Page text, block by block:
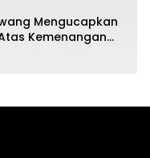
Kemenangan
H.Sapin